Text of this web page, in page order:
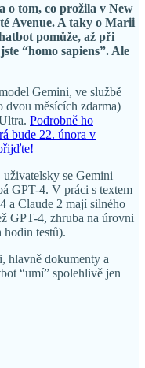
o tom, co prožila v New
Avenue. A taky o Marii
pomůže, až při
“homo sapiens”. Ale
Gemini, ve službě
dvou měsících zdarma)
Podrobně ho
bude 22. února v
se Gemini
GPT-4. V práci s textem
a Claude 2 mají silného
GPT-4, zhruba na úrovni
testů).
hlavně dokumenty a
“umí” spolehlivě jen